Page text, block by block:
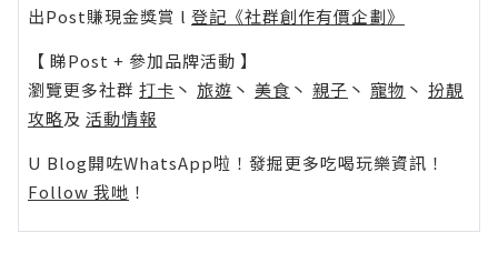
出Post賺現金獎賞 l 登記《社群創作有價企劃》
【 睇Post + 參加品牌活動 】
瀏覽更多社群 打卡 丶 旅遊 丶 美食 丶 親子 丶 寵物 丶 扮靚
攻略及 活動情報
U Blog開咗WhatsApp啦！發掘更多吃喝玩樂資訊！
Follow 我哋 ！